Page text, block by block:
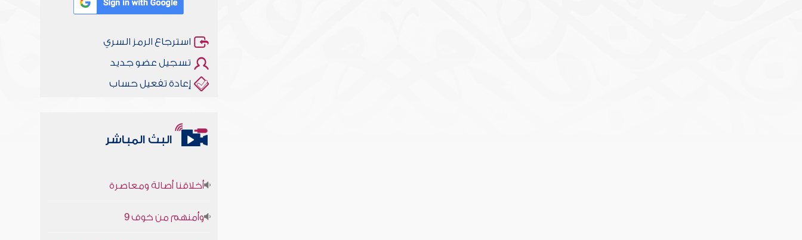
استرجاع الرمز السري
تسجيل عضو جديد
إعادة تفعيل حساب
البث المباشر